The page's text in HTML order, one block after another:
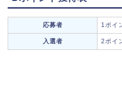
応募者 1ポイ
入選者 2ポイ